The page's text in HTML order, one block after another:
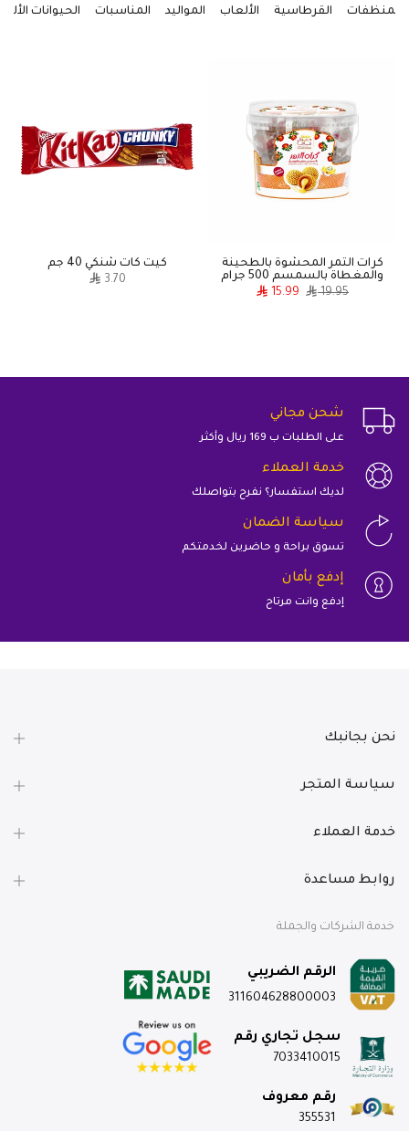
المنظفات القرطاسية الألعاب المواليد المناسبات الحيوانات
كرات التمر المحشوة بالطحينة
والمغطاة بالسمسم 500 جرام
19.95
15.99
كيت كات شنكي 40 جم
3.70
شحن مجاني
على الطلبات ب 169 ريال وأكثر
خدمة العملاء
لديك استفسار؟ نفرح بتواصلك
سياسة الضمان
تسوق براحة و حاضرين لخدمتكم
إدفع بأمان
إدفع وانت مرتاح
نحن بجانبك
سياسة المتجر
خدمة العملاء
روابط مساعدة
خدمة الشركات والجملة
الرقم الضريبي
311604628800003
سجل تجاري رقم
7033410015
رقم معروف
355531